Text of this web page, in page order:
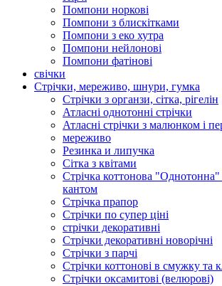
Помпони норкові
Помпони з блискітками
Помпони з еко хутра
Помпони нейлонові
Помпони фатінові
свічки
Стрічки, мереживо, шнури, гумка
Стрічки з органзи, сітка, рігелін
Атласні однотонні стрічки
Атласні стрічки з малюнком і
мереживо
Резинка и липучка
Сітка з квітами
Стрічка коттонова
кантом
Стрічка прапор
Стрічки по супер ціні
стрічки декоративні
Стрічки декоративні новорічні
Стрічки з парчі
Стрічки коттонові в смужку та
Стрічки оксамитові (велюрові)